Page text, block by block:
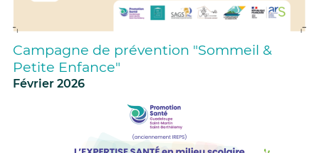
Campagne de prévention "Sommeil &
Petite Enfance"
Février 2026